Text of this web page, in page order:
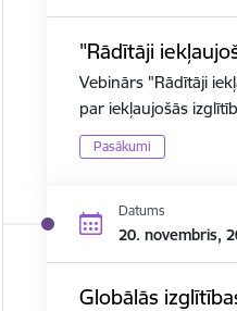
"Rādītāji
Vebinārs "Rādītāji
par iekļaujošās
Pasākumi
Datums
20. novembris,
Globālās